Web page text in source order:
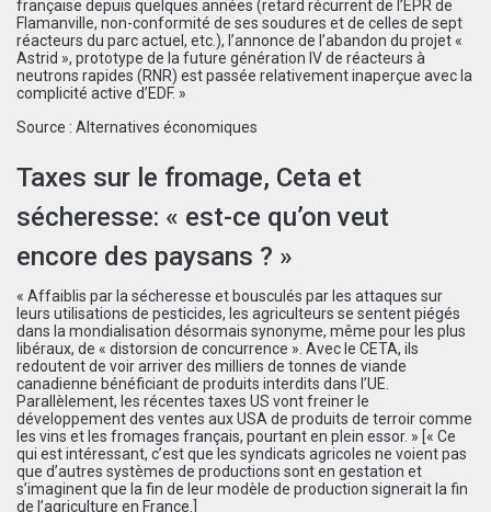
française depuis quelques années (retard récurrent de l’EPR de
Flamanville, non-conformité de ses soudures et de celles de sept
réacteurs du parc actuel, etc.), l’annonce de l’abandon du projet «
Astrid », prototype de la future génération IV de réacteurs à
neutrons rapides (RNR) est passée relativement inaperçue avec la
complicité active d’EDF. »
Source : Alternatives économiques
Taxes sur le fromage, Ceta et
sécheresse: « est-ce qu’on veut
encore des paysans ? »
« Affaiblis par la sécheresse et bousculés par les attaques sur
leurs utilisations de pesticides, les agriculteurs se sentent piégés
dans la mondialisation désormais synonyme, même pour les plus
libéraux, de « distorsion de concurrence ». Avec le CETA, ils
redoutent de voir arriver des milliers de tonnes de viande
canadienne bénéficiant de produits interdits dans l’UE.
Parallèlement, les récentes taxes US vont freiner le
développement des ventes aux USA de produits de terroir comme
les vins et les fromages français, pourtant en plein essor. » [« Ce
qui est intéressant, c’est que les syndicats agricoles ne voient pas
que d’autres systèmes de productions sont en gestation et
s’imaginent que la fin de leur modèle de production signerait la fin
de l’agriculture en France.]